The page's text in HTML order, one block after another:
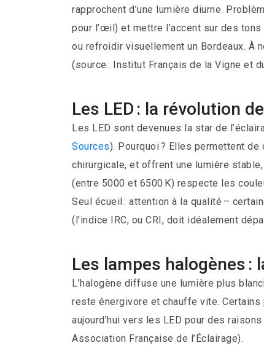
rapprochent d’une lumière diurne.
pour l’œil) et mettre l’accent sur des
ou refroidir visuellement un Bordeaux. À
(source : Institut Français de la Vigne et
Les LED : la révolution
Les LED sont devenues la star de
Sources). Pourquoi ? Elles permettent
chirurgicale, et offrent une lumière
(entre 5000 et 6500 K) respecte les
Seul écueil : attention à la qualité –
(l’indice IRC, ou CRI, doit idéalement
Les lampes halogènes :
L’halogène diffuse une lumière plus
reste énergivore et chauffe vite.
aujourd’hui vers les LED pour des
Association Française de l’Éclairage).